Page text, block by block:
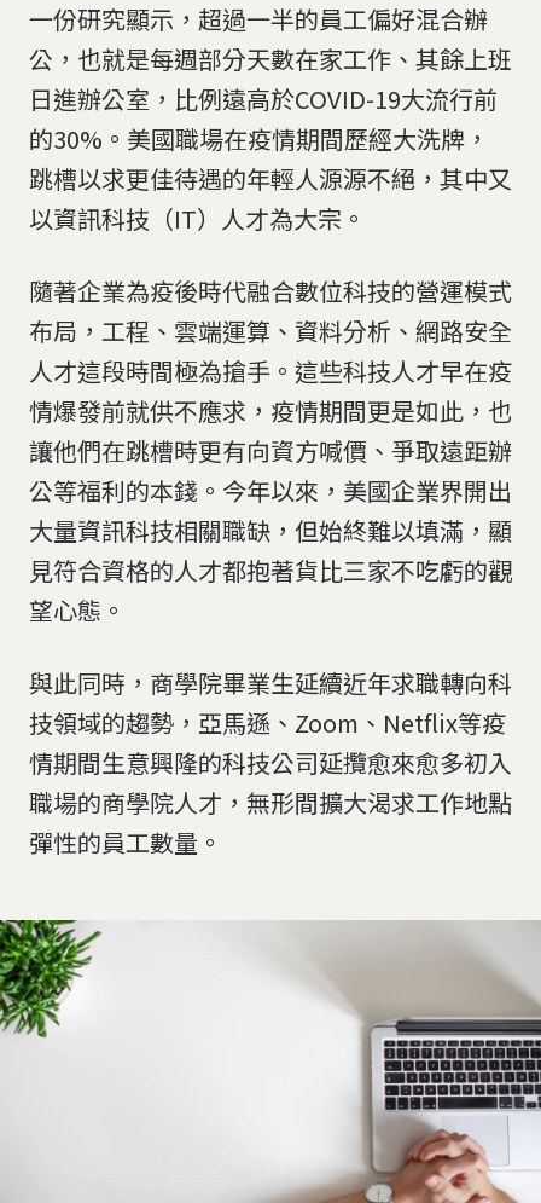
一份研究顯示，超過一半的員工偏好混合辦
公，也就是每週部分天數在家工作、其餘上班
日進辦公室，比例遠高於COVID-19大流行前
的30%。美國職場在疫情期間歷經大洗牌，
跳槽以求更佳待遇的年輕人源源不絕，其中又
以資訊科技（IT）人才為大宗。
隨著企業為疫後時代融合數位科技的營運模式
布局，工程、雲端運算、資料分析、網路安全
人才這段時間極為搶手。這些科技人才早在疫
情爆發前就供不應求，疫情期間更是如此，也
讓他們在跳槽時更有向資方喊價、爭取遠距辦
公等福利的本錢。今年以來，美國企業界開出
大量資訊科技相關職缺，但始終難以填滿，顯
見符合資格的人才都抱著貨比三家不吃虧的觀
望心態。
與此同時，商學院畢業生延續近年求職轉向科
技領域的趨勢，亞馬遜、Zoom、Netflix等疫
情期間生意興隆的科技公司延攬愈來愈多初入
職場的商學院人才，無形間擴大渴求工作地點
彈性的員工數量。